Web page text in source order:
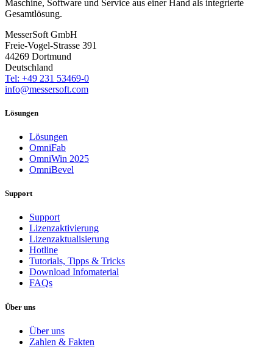
Maschine, Software und Service aus einer Hand als integrierte
Gesamtlösung.
MesserSoft GmbH
Freie-Vogel-Strasse 391
44269 Dortmund
Deutschland
Tel: +49 231 53469-0
info@messersoft.com
Lösungen
Lösungen
OmniFab
OmniWin 2025
OmniBevel
Support
Support
Lizenzaktivierung
Lizenzaktualisierung
Hotline
Tutorials, Tipps & Tricks
Download Infomaterial
FAQs
Über uns
Über uns
Zahlen & Fakten